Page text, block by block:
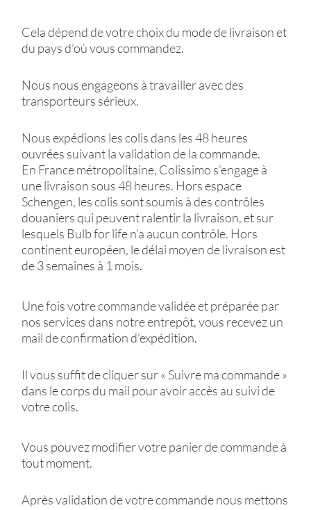
Cela dépend de votre choix du mode de livraison et
du pays d’où vous commandez.
Nous nous engageons à travailler avec des
transporteurs sérieux.
Nous expédions les colis dans les 48 heures
ouvrées suivant la validation de la commande.
En France métropolitaine, Colissimo s’engage à
une livraison sous 48 heures. Hors espace
Schengen, les colis sont soumis à des contrôles
douaniers qui peuvent ralentir la livraison, et sur
lesquels Bulb for life n’a aucun contrôle. Hors
continent européen, le délai moyen de livraison est
de 3 semaines à 1 mois.
Une fois votre commande validée et préparée par
nos services dans notre entrepôt, vous recevez un
mail de confirmation d’expédition.
Il vous suffit de cliquer sur « Suivre ma commande »
dans le corps du mail pour avoir accès au suivi de
votre colis.
Vous pouvez modifier votre panier de commande à
tout moment.
Après validation de votre commande nous mettons